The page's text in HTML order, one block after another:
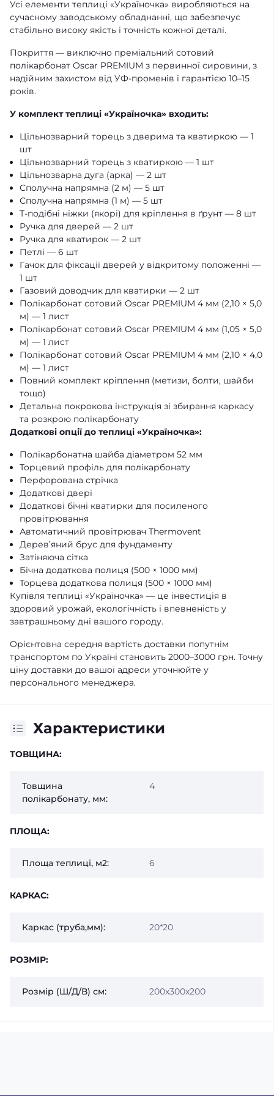
Усі елементи теплиці «Україночка» виробляються на
сучасному заводському обладнанні, що забезпечує
стабільно високу якість і точність кожної деталі.
Покриття — виключно преміальний сотовий
полікарбонат Oscar PREMIUM з первинної сировини, з
надійним захистом від УФ-променів і гарантією 10–15
років.
У комплект теплиці «Україночка» входить:
Цільнозварний торець з дверима та кватиркою — 1
шт
Цільнозварний торець з кватиркою — 1 шт
Цільнозварна дуга (арка) — 2 шт
Сполучна напрямна (2 м) — 5 шт
Сполучна напрямна (1 м) — 5 шт
Т-подібні ніжки (якорі) для кріплення в ґрунт — 8 шт
Ручка для дверей — 2 шт
Ручка для кватирок — 2 шт
Петлі — 6 шт
Гачок для фіксації дверей у відкритому положенні —
1 шт
Газовий доводчик для кватирки — 2 шт
Полікарбонат сотовий Oscar PREMIUM 4 мм (2,10 × 5,0
м) — 1 лист
Полікарбонат сотовий Oscar PREMIUM 4 мм (1,05 × 5,0
м) — 1 лист
Полікарбонат сотовий Oscar PREMIUM 4 мм (2,10 × 4,0
м) — 1 лист
Повний комплект кріплення (метизи, болти, шайби
тощо)
Детальна покрокова інструкція зі збирання каркасу
та розкрою полікарбонату
Додаткові опції до теплиці «Україночка»:
Полікарбонатна шайба діаметром 52 мм
Торцевий профіль для полікарбонату
Перфорована стрічка
Додаткові двері
Додаткові бічні кватирки для посиленого
провітрювання
Автоматичний провітрювач Thermovent
Дерев’яний брус для фундаменту
Затіняюча сітка
Бічна додаткова полиця (500 × 1000 мм)
Торцева додаткова полиця (500 × 1000 мм)
Купівля теплиці «Україночка» — це інвестиція в
здоровий урожай, екологічність і впевненість у
завтрашньому дні вашого городу.
Орієнтовна середня вартість доставки попутнім
транспортом по Україні становить 2000–3000 грн. Точну
ціну доставки до вашої адреси уточнюйте у
персонального менеджера.
Характеристики
ТОВЩИНА:
Товщина
полікарбонату, мм:
4
ПЛОЩА:
Площа теплиці, м2: 6
КАРКАС:
Каркас (труба,мм): 20*20
РОЗМІР:
Розмір (Ш/Д/В) см: 200х300х200